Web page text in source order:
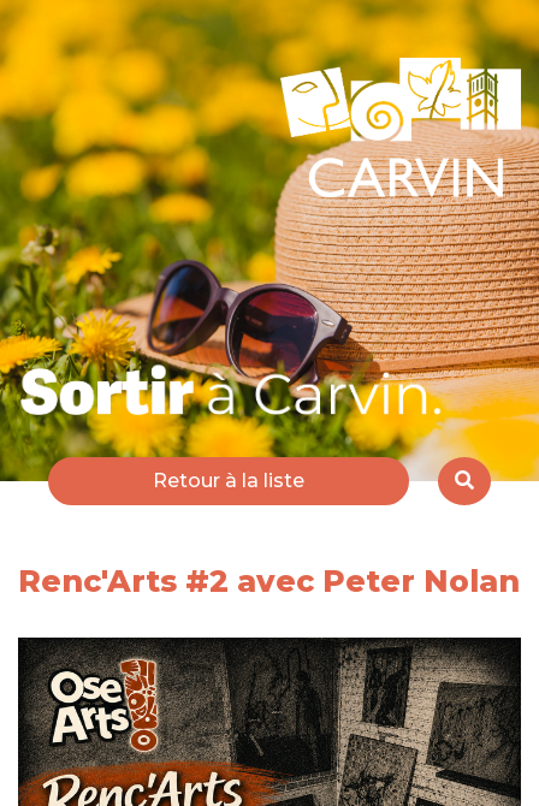
Retour à la liste
Renc'Arts #2 avec Peter Nolan